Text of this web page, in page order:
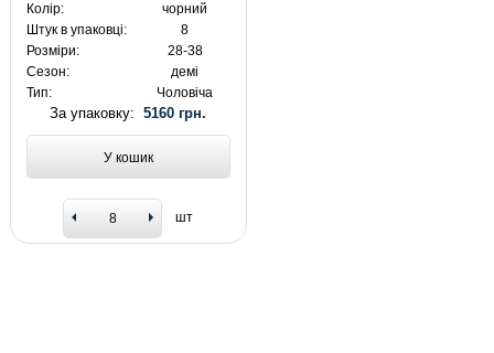
Колір:
чорний
Штук в упаковці:
8
Розміри:
28-38
Сезон:
демі
Тип:
Чоловіча
За упаковку:5160 грн.
У кошик
шт